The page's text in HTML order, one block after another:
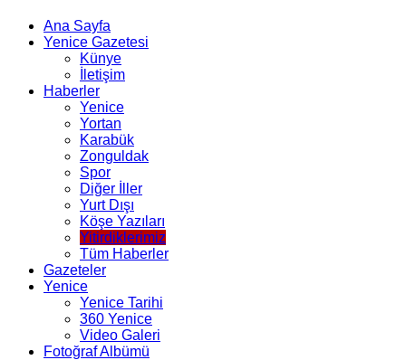
Ana Sayfa
Yenice Gazetesi
Künye
İletişim
Haberler
Yenice
Yortan
Karabük
Zonguldak
Spor
Diğer İller
Yurt Dışı
Köşe Yazıları
Yitirdiklerimiz
Tüm Haberler
Gazeteler
Yenice
Yenice Tarihi
360 Yenice
Video Galeri
Fotoğraf Albümü